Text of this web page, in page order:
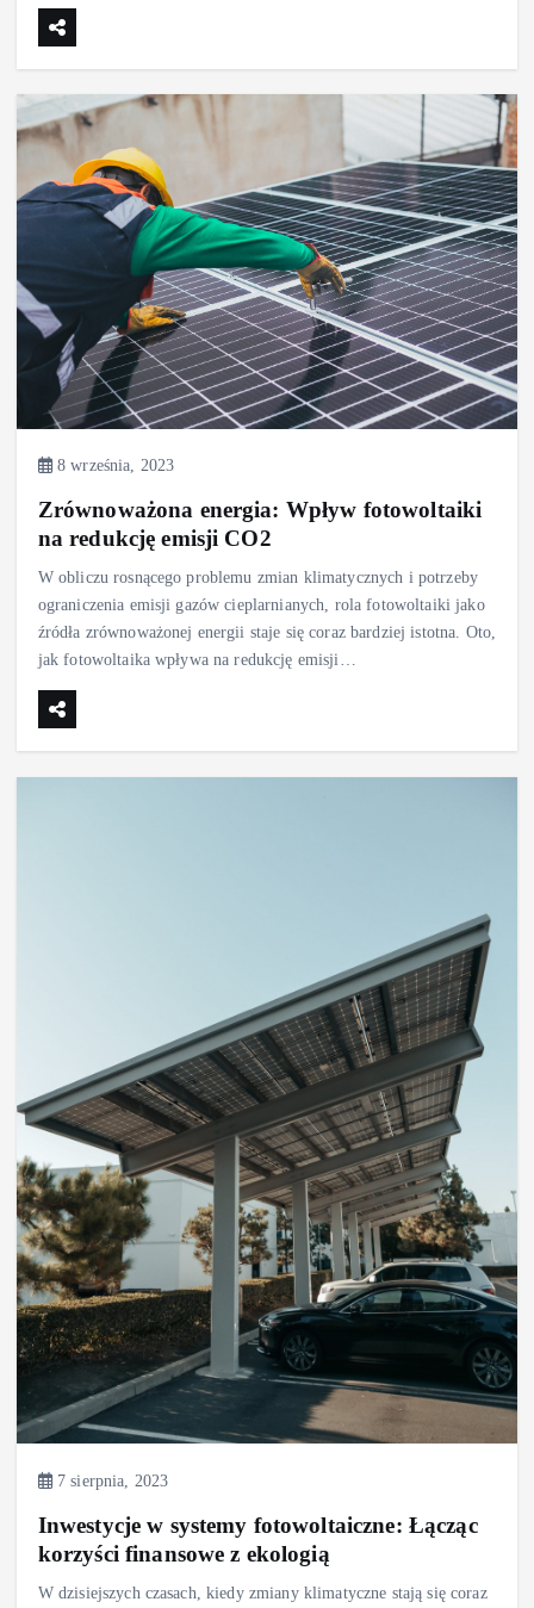
8 września, 2023
Zrównoważona energia: Wpływ fotowoltaiki
na redukcję emisji CO2
W obliczu rosnącego problemu zmian klimatycznych i potrzeby
ograniczenia emisji gazów cieplarnianych, rola fotowoltaiki jako
źródła zrównoważonej energii staje się coraz bardziej istotna. Oto,
jak fotowoltaika wpływa na redukcję emisji…
7 sierpnia, 2023
Inwestycje w systemy fotowoltaiczne: Łącząc
korzyści finansowe z ekologią
W dzisiejszych czasach, kiedy zmiany klimatyczne stają się coraz